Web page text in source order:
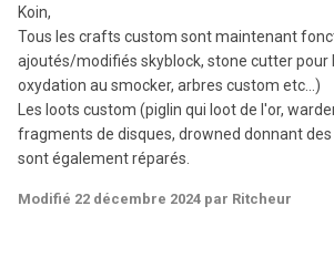
Koin,
Tous les crafts custom sont maintenant
ajoutés/modifiés skyblock, stone cutter pour
oxydation au smocker, arbres custom etc...)
Les loots custom (piglin qui loot de l'or,
fragments de disques, drowned donnant
sont également réparés.
Modifié 22 décembre 2024 par Ritcheur